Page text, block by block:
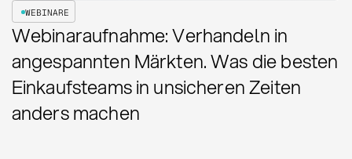
WEBINARE
Webinaraufnahme: Verhandeln in
angespannten Märkten. Was die besten
Einkaufsteams in unsicheren Zeiten
anders machen